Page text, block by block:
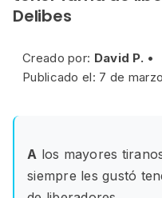
Delibes
Creado por: David P. •
Publicado el: 7 de
A los mayores
siempre les gustó